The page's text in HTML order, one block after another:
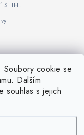
Soubory cookie se
Dalším
souhlas s jejich
STIHL
STIHL Timbersport